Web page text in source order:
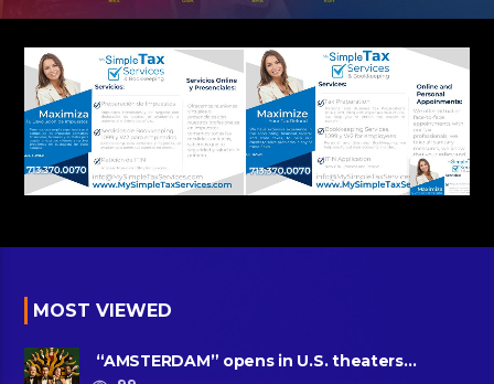
MOST VIEWED
“AMSTERDAM” opens in U.S. theaters
October 7, 2022